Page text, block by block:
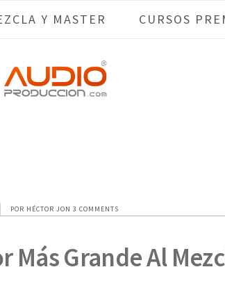
Y MASTER CURSOS
POR HÉCTOR JON 3 COMMENTS
Más Grande Al